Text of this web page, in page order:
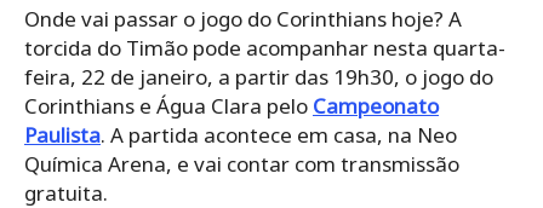
Onde vai passar o jogo do Corinthians hoje? A
torcida do Timão pode acompanhar nesta quarta-
feira, 22 de janeiro, a partir das 19h30, o jogo do
Corinthians e Água Clara pelo Campeonato
Paulista. A partida acontece em casa, na Neo
Química Arena, e vai contar com transmissão
gratuita.